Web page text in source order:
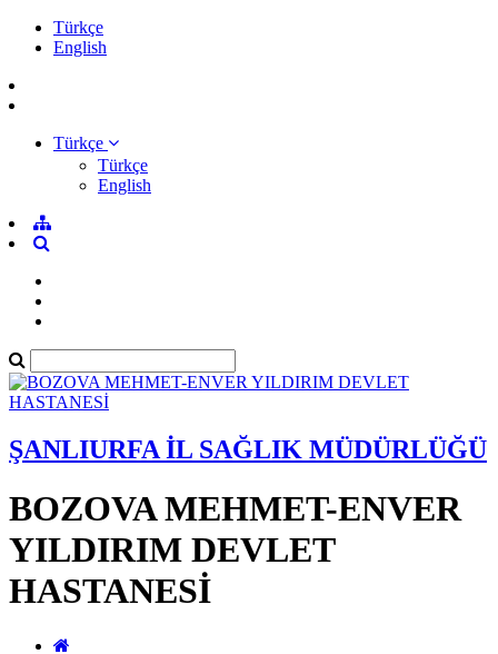
Türkçe
English
Türkçe
Türkçe
English
ŞANLIURFA İL SAĞLIK MÜDÜRLÜĞÜ
BOZOVA MEHMET-ENVER
YILDIRIM DEVLET
HASTANESİ